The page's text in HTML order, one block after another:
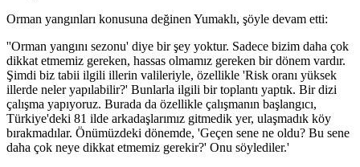
Orman yangınları konusuna değinen Yumaklı, şöyle devam etti:
''Orman yangını sezonu' diye bir şey yoktur. Sadece bizim daha çok
dikkat etmemiz gereken, hassas olmamız gereken bir dönem vardır.
Şimdi biz tabii ilgili illerin valileriyle, özellikle 'Risk oranı yüksek
illerde neler yapılabilir?' Bunlarla ilgili bir toplantı yaptık. Bir dizi
çalışma yapıyoruz. Burada da özellikle çalışmanın başlangıcı,
Türkiye'deki 81 ilde arkadaşlarımız gitmedik yer, ulaşmadık köy
bırakmadılar. Önümüzdeki dönemde, 'Geçen sene ne oldu? Bu sene
daha çok neye dikkat etmemiz gerekir?' Onu söylediler.'